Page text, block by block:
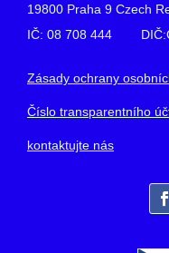
19800 Praha 9 Czech
IČ: 08 708 444
Zásady ochrany
Číslo transparentního
kontaktujte nás